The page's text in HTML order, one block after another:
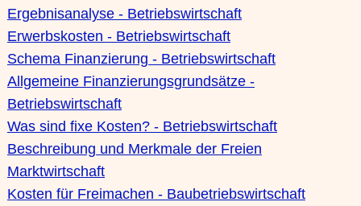
Ergebnisanalyse - Betriebswirtschaft
Erwerbskosten - Betriebswirtschaft
Schema Finanzierung - Betriebswirtschaft
Allgemeine Finanzierungsgrundsätze -
Betriebswirtschaft
Was sind fixe Kosten? - Betriebswirtschaft
Beschreibung und Merkmale der Freien
Marktwirtschaft
Kosten für Freimachen - Baubetriebswirtschaft